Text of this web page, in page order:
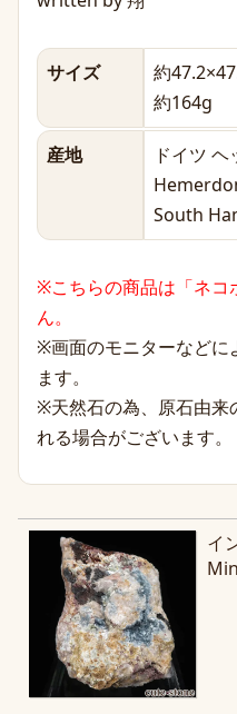
サイズ
約
約164g
産地
ドイツ
South
※こちらの商品は「ネコ
ん。
※画面のモニターなどに
ます。
※天然石の為、原石由来
れる場合がございます。
イ